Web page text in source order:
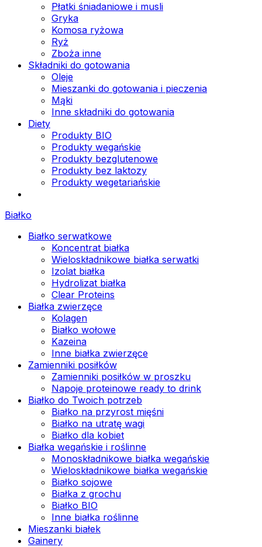
Płatki śniadaniowe i musli
Gryka
Komosa ryżowa
Ryż
Zboża inne
Składniki do gotowania
Oleje
Mieszanki do gotowania i pieczenia
Mąki
Inne składniki do gotowania
Diety
Produkty BIO
Produkty wegańskie
Produkty bezglutenowe
Produkty bez laktozy
Produkty wegetariańskie
Białko
Białko serwatkowe
Koncentrat białka
Wieloskładnikowe białka serwatki
Izolat białka
Hydrolizat białka
Clear Proteins
Białka zwierzęce
Kolagen
Białko wołowe
Kazeina
Inne białka zwierzęce
Zamienniki posiłków
Zamienniki posiłków w proszku
Napoje proteinowe ready to drink
Białko do Twoich potrzeb
Białko na przyrost mięśni
Białko na utratę wagi
Białko dla kobiet
Białka wegańskie i roślinne
Monoskładnikowe białka wegańskie
Wieloskładnikowe białka wegańskie
Białko sojowe
Białka z grochu
Białko BIO
Inne białka roślinne
Mieszanki białek
Gainery